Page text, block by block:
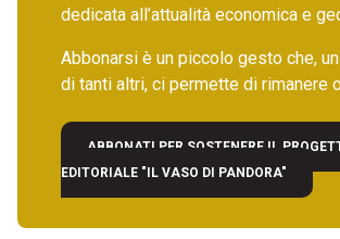
dedicata all’attualità economica e
Abbonarsi è un piccolo gesto che,
di tanti altri, ci permette di rimanere
ABBONATI PER SOSTENERE IL
EDITORIALE "IL VASO DI PANDORA"